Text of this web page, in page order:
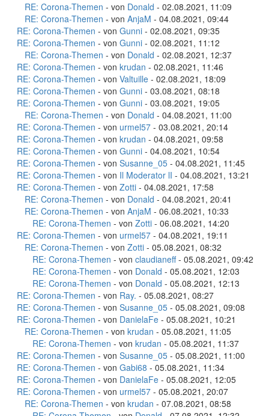
RE: Corona-Themen - von Donald - 02.08.2021, 11:09
RE: Corona-Themen - von AnjaM - 04.08.2021, 09:44
RE: Corona-Themen - von Gunni - 02.08.2021, 09:35
RE: Corona-Themen - von Gunni - 02.08.2021, 11:12
RE: Corona-Themen - von Donald - 02.08.2021, 12:37
RE: Corona-Themen - von krudan - 02.08.2021, 11:46
RE: Corona-Themen - von Valtuille - 02.08.2021, 18:09
RE: Corona-Themen - von Gunni - 03.08.2021, 08:18
RE: Corona-Themen - von Gunni - 03.08.2021, 19:05
RE: Corona-Themen - von Donald - 04.08.2021, 11:00
RE: Corona-Themen - von urmel57 - 03.08.2021, 20:14
RE: Corona-Themen - von krudan - 04.08.2021, 09:58
RE: Corona-Themen - von Gunni - 04.08.2021, 10:54
RE: Corona-Themen - von Susanne_05 - 04.08.2021, 11:45
RE: Corona-Themen - von Il Moderator lI - 04.08.2021, 13:21
RE: Corona-Themen - von Zotti - 04.08.2021, 17:58
RE: Corona-Themen - von Donald - 04.08.2021, 20:41
RE: Corona-Themen - von AnjaM - 06.08.2021, 10:33
RE: Corona-Themen - von Zotti - 06.08.2021, 14:20
RE: Corona-Themen - von urmel57 - 04.08.2021, 19:11
RE: Corona-Themen - von Zotti - 05.08.2021, 08:32
RE: Corona-Themen - von claudianeff- 05.08.2021, 09:42
RE: Corona-Themen - von Donald - 05.08.2021, 12:03
RE: Corona-Themen - von Donald - 05.08.2021, 12:13
RE: Corona-Themen - von Ray. - 05.08.2021, 08:27
RE: Corona-Themen - von Susanne_05 - 05.08.2021, 09:08
RE: Corona-Themen - von DanielaFe - 05.08.2021, 10:21
RE: Corona-Themen - von krudan - 05.08.2021, 11:05
RE: Corona-Themen - von krudan - 05.08.2021, 11:37
RE: Corona-Themen - von Susanne_05 - 05.08.2021, 11:00
RE: Corona-Themen - von Gabi68 - 05.08.2021, 11:34
RE: Corona-Themen - von DanielaFe - 05.08.2021, 12:05
RE: Corona-Themen - von urmel57 - 05.08.2021, 20:07
RE: Corona-Themen - von krudan - 07.08.2021, 08:58